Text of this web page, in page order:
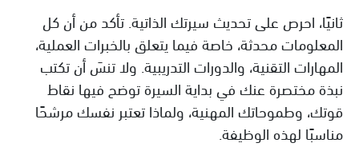
ثانيًا، احرص على تحديث سيرتك الذاتية. تأكد من أن كل
المعلومات محدثة، خاصة فيما يتعلق بالخبرات العملية،
المهارات التقنية، والدورات التدريبية. ولا تنسَ أن تكتب
نبذة مختصرة عنك في بداية السيرة توضح فيها نقاط
قوتك، وطموحاتك المهنية، ولماذا تعتبر نفسك مرشحًا
مناسبًا لهذه الوظيفة.